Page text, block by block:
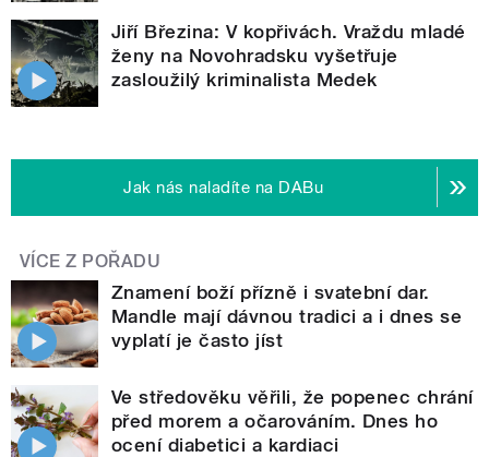
Jiří Březina: V kopřivách. Vraždu mladé
ženy na Novohradsku vyšetřuje
zasloužilý kriminalista Medek
Jak nás naladíte na DABu
VÍCE Z POŘADU
Znamení boží přízně i svatební dar.
Mandle mají dávnou tradici a i dnes se
vyplatí je často jíst
Ve středověku věřili, že popenec chrání
před morem a očarováním. Dnes ho
ocení diabetici a kardiaci